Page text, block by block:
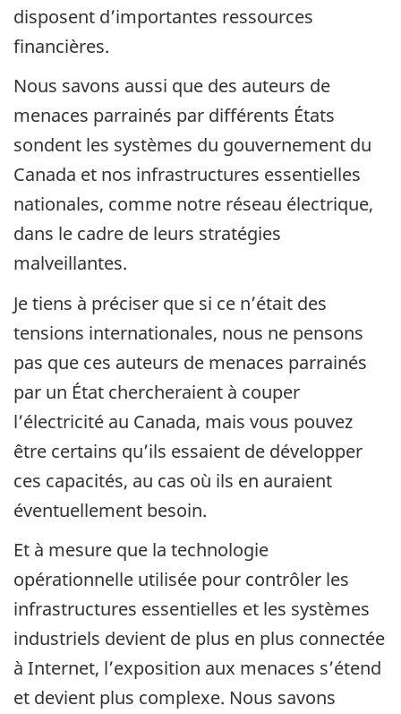
disposent d’importantes ressources
financières.
Nous savons aussi que des auteurs de
menaces parrainés par différents États
sondent les systèmes du gouvernement du
Canada et nos infrastructures essentielles
nationales, comme notre réseau électrique,
dans le cadre de leurs stratégies
malveillantes.
Je tiens à préciser que si ce n’était des
tensions internationales, nous ne pensons
pas que ces auteurs de menaces parrainés
par un État chercheraient à couper
l’électricité au Canada, mais vous pouvez
être certains qu’ils essaient de développer
ces capacités, au cas où ils en auraient
éventuellement besoin.
Et à mesure que la technologie
opérationnelle utilisée pour contrôler les
infrastructures essentielles et les systèmes
industriels devient de plus en plus connectée
à Internet, l’exposition aux menaces s’étend
et devient plus complexe. Nous savons